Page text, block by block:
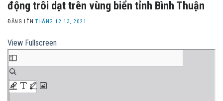
động trôi dạt trên vùng biển tỉnh Bình Thuận
ĐĂNG LÊNTHÁNG 12 13, 2021
View Fullscreen